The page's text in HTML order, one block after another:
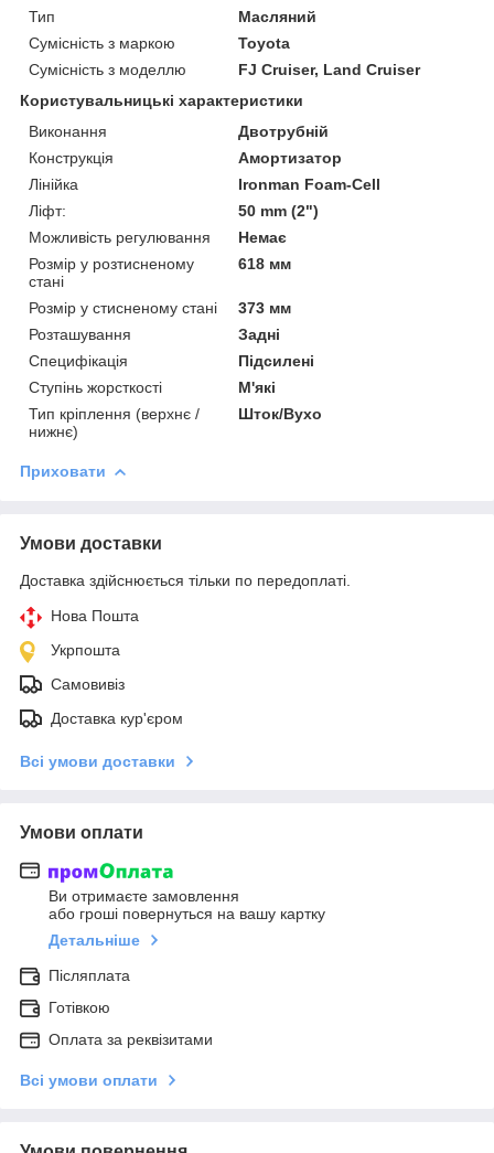
Тип
Масляний
Сумісність з маркою
Toyota
Сумісність з моделлю
FJ Cruiser, Land Cruiser
Користувальницькі характеристики
Виконання
Двотрубній
Конструкція
Амортизатор
Лінійка
Ironman Foam-Cell
Ліфт:
50 mm (2")
Можливість регулювання
Немає
Розмір у розтисненому
стані
618 мм
Розмір у стисненому стані
373 мм
Розташування
Задні
Специфікація
Підсилені
Ступінь жорсткості
М'які
Тип кріплення (верхнє /
нижнє)
Шток/Вухо
Приховати
Умови доставки
Доставка здійснюється тільки по передоплаті.
Нова Пошта
Укрпошта
Самовивіз
Доставка кур'єром
Всі умови доставки
Умови оплати
Ви отримаєте замовлення
або гроші повернуться на вашу картку
Детальніше
Післяплата
Готівкою
Оплата за реквізитами
Всі умови оплати